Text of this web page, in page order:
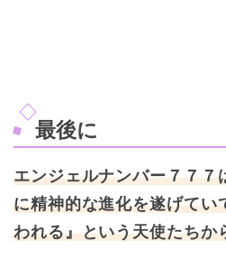
最後に
エンジェルナンバー７７７
に精神的な進化を遂げてい
われる』という天使たちか